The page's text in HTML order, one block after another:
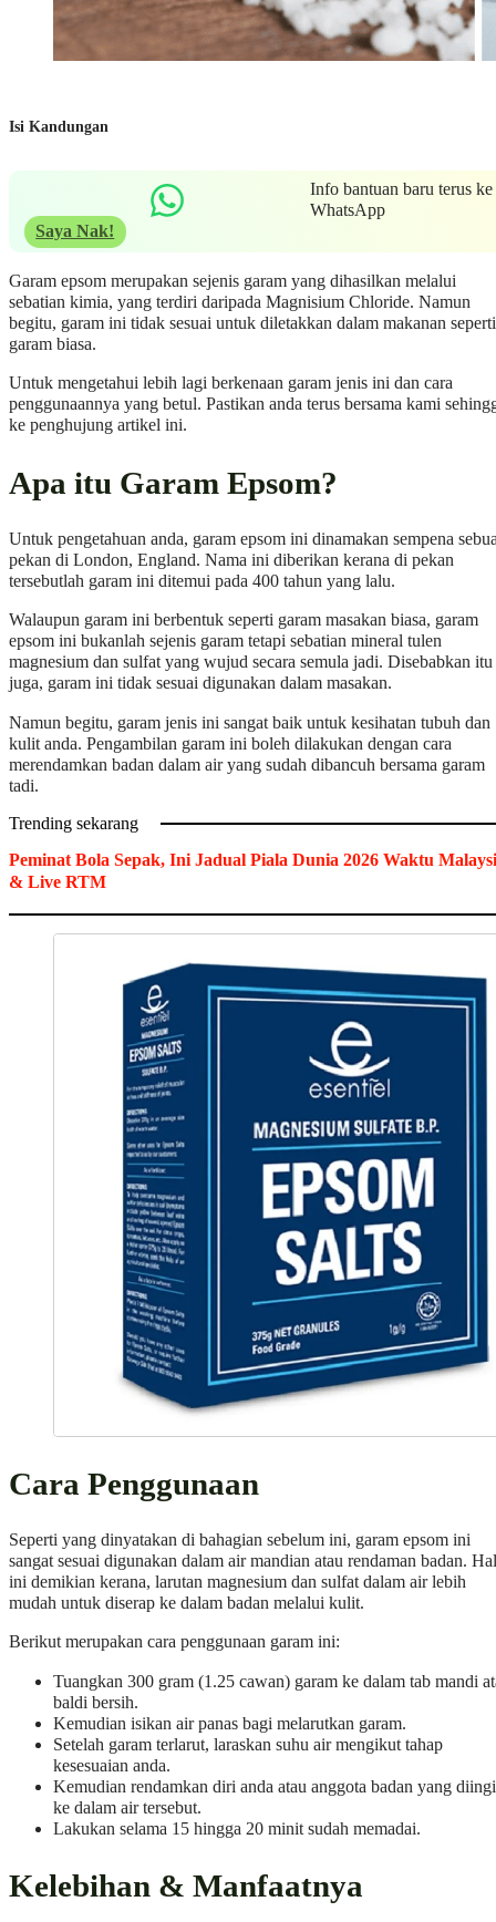
Isi Kandungan
Info bantuan baru terus ke
WhatsApp
Saya Nak!
Garam epsom merupakan sejenis garam yang dihasilkan melalui
sebatian kimia, yang terdiri daripada Magnisium Chloride. Namun
begitu, garam ini tidak sesuai untuk diletakkan dalam makanan seperti
garam biasa.
Untuk mengetahui lebih lagi berkenaan garam jenis ini dan cara
penggunaannya yang betul. Pastikan anda terus bersama kami
ke penghujung artikel ini.
Apa itu Garam Epsom?
Untuk pengetahuan anda, garam epsom ini dinamakan sempena
pekan di London, England. Nama ini diberikan kerana di pekan
tersebutlah garam ini ditemui pada 400 tahun yang lalu.
Walaupun garam ini berbentuk seperti garam masakan biasa, garam
epsom ini bukanlah sejenis garam tetapi sebatian mineral tulen
magnesium dan sulfat yang wujud secara semula jadi. Disebabkan itu
juga, garam ini tidak sesuai digunakan dalam masakan.
Namun begitu, garam jenis ini sangat baik untuk kesihatan tubuh dan
kulit anda. Pengambilan garam ini boleh dilakukan dengan cara
merendamkan badan dalam air yang sudah dibancuh bersama garam
tadi.
Trending sekarang
Peminat Bola Sepak, Ini Jadual Piala Dunia 2026 Waktu
& Live RTM
Cara Penggunaan
Seperti yang dinyatakan di bahagian sebelum ini, garam epsom ini
sangat sesuai digunakan dalam air mandian atau rendaman badan. Hal
ini demikian kerana, larutan magnesium dan sulfat dalam air lebih
mudah untuk diserap ke dalam badan melalui kulit.
Berikut merupakan cara penggunaan garam ini:
Tuangkan 300 gram (1.25 cawan) garam ke dalam tab mandi
baldi bersih.
Kemudian isikan air panas bagi melarutkan garam.
Setelah garam terlarut, laraskan suhu air mengikut tahap
kesesuaian anda.
Kemudian rendamkan diri anda atau anggota badan yang
ke dalam air tersebut.
Lakukan selama 15 hingga 20 minit sudah memadai.
Kelebihan & Manfaatnya